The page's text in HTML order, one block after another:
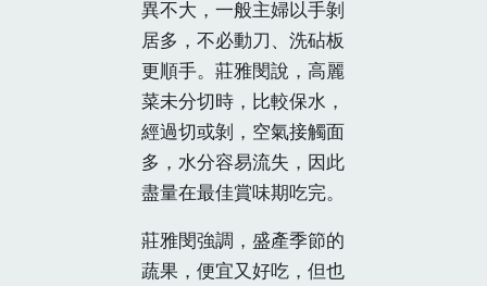
異不大，一般主婦以手剝
居多，不必動刀、洗砧板
更順手。莊雅閔說，高麗
菜未分切時，比較保水，
經過切或剝，空氣接觸面
多，水分容易流失，因此
盡量在最佳賞味期吃完。
莊雅閔強調，盛產季節的
蔬果，便宜又好吃，但也